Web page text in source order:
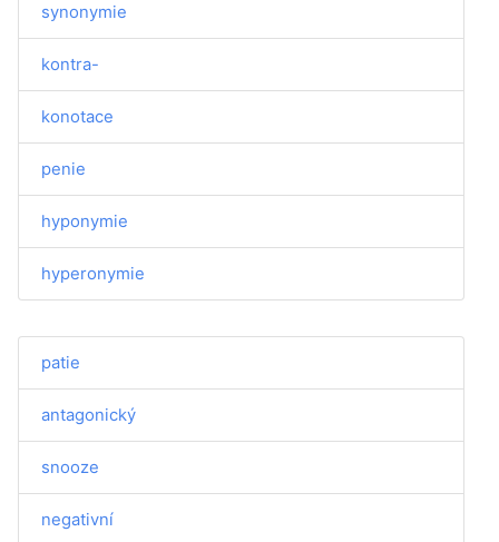
synonymie
kontra-
konotace
penie
hyponymie
hyperonymie
patie
antagonický
snooze
negativní